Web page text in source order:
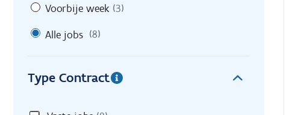
Voorbije week (3)
Alle jobs (8)
Type Contract